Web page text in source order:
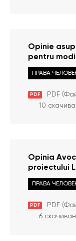
Opinie
pentru
Hotărârea
aprobarea
social
PDF PDF
ПРАВА
10
Opinia
proiectului
cu titlu
PDF PDF
ПРАВА
6